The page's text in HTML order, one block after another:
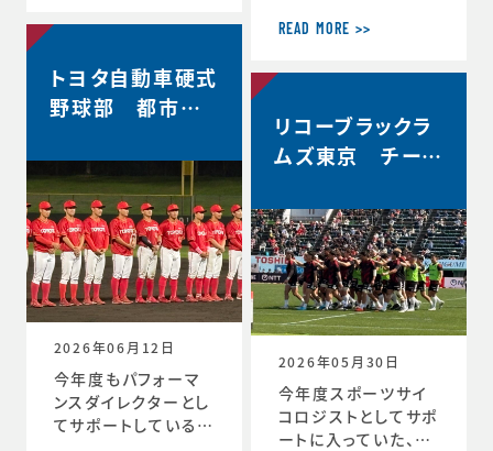
G＞ 振り返りミーテ
る。これまで蓄積した
ものタフなゲームで
やってみる。主観的な
う整理するか。翌日の
練習から次のステー
ジの自分と向かい合
おう。 ≪12月31日≫
桐蔭学園ラグビーフ
ァミリー。昨年の3年
生が花園初戦に駆け
つけてくれました。 あ
MVP その意義は」内
意義 “最高の自分”を
今シーズン大谷選手
の活躍が示唆したこ
と」のコーナーで、ス
からの分析が放送さ
れました。◆放送内容
はこちら↓https://
www.nhk.jp/p/ts/
4V23PRP3YR/epis
ode/te/QNX8MVR
GJW
READ MORE >>
トヨタ自動車硬式
野球部 都市対
場決定
2026年06月12日
今年度もパフォーマ
ンスダイレクターとし
てサポートしているト
リコーブラックラ
ムズ東京 チーム
2026年05月30日
今年度スポーツサイ
コロジストとしてサポ
ートに入っていた、リ